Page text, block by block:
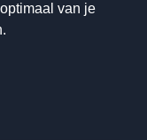
van je